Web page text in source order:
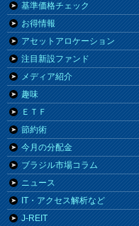
基準価格チェック
お得情報
アセットアロケーション
注目新設ファンド
メディア紹介
趣味
ＥＴＦ
節約術
今月の分配金
ブラジル市場コラム
ニュース
IT・アクセス解析など
J-REIT